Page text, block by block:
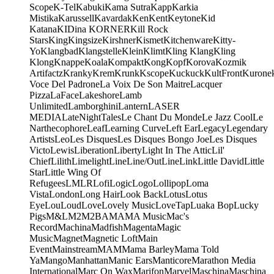
ScopeK-TelKabukiKama SutraKappKarkia
MistikaKarussellKavardakKenKentKeytoneKid
KatanaKIDina KORNERKill Rock
StarsKingKingsizeKirshnerKismetKitchenwareKitty-
YoKlangbadKlangstelleKleinKlimtKling KlangKling
KlongKnappeKoalaKompaktKongKopfKorovaKozmik
ArtifactzKrankyKremKrunkKscopeKuckuckKultFront
Voce Del PadroneLa Voix De Son MaitreLacquer
PizzaLaFaceLakeshoreLamb
UnlimitedLamborghiniLanternLASER
MEDIALateNightTalesLe Chant Du MondeLe Jazz CoolLe
NarthecophoreLeafLearning CurveLeft EarLegacyLegendary
ArtistsLeoLes DisquesLes Disques Bongo JoeLes Disques
VictoLewisLiberationLibertyLight In The AtticLil'
ChiefLilithLimelightLineLine/OutLineLinkLittle DavidLittle
StarLittle Wing Of
RefugeesLMLRLofiLogicLogoLollipopLoma
VistaLondonLong HairLook BackLotusLotus
EyeLouLoudLoveLovely MusicLoveTapLuaka BopLucky
PigsM&LM2M2BAMAMA MusicMac's
RecordMachinaMadfishMagentaMagic
MusicMagnetMagnetic LoftMain
EventMainstreamMAMMama BarleyMama Told
YaMangoManhattanManic EarsManticoreMarathon Media
InternationalMarc On WaxMarifonMarvelMaschinaMaschina